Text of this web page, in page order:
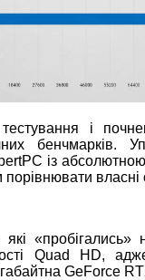
і
бенчмарків.
із
порівнювати власні
які
Quad HD,
GeForce